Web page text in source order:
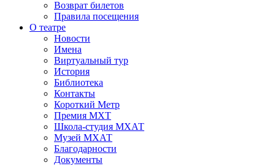
Возврат билетов
Правила посещения
О театре
Новости
Имена
Виртуальный тур
История
Библиотека
Контакты
Короткий Метр
Премия МХТ
Школа-студия МХАТ
Музей МХАТ
Благодарности
Документы